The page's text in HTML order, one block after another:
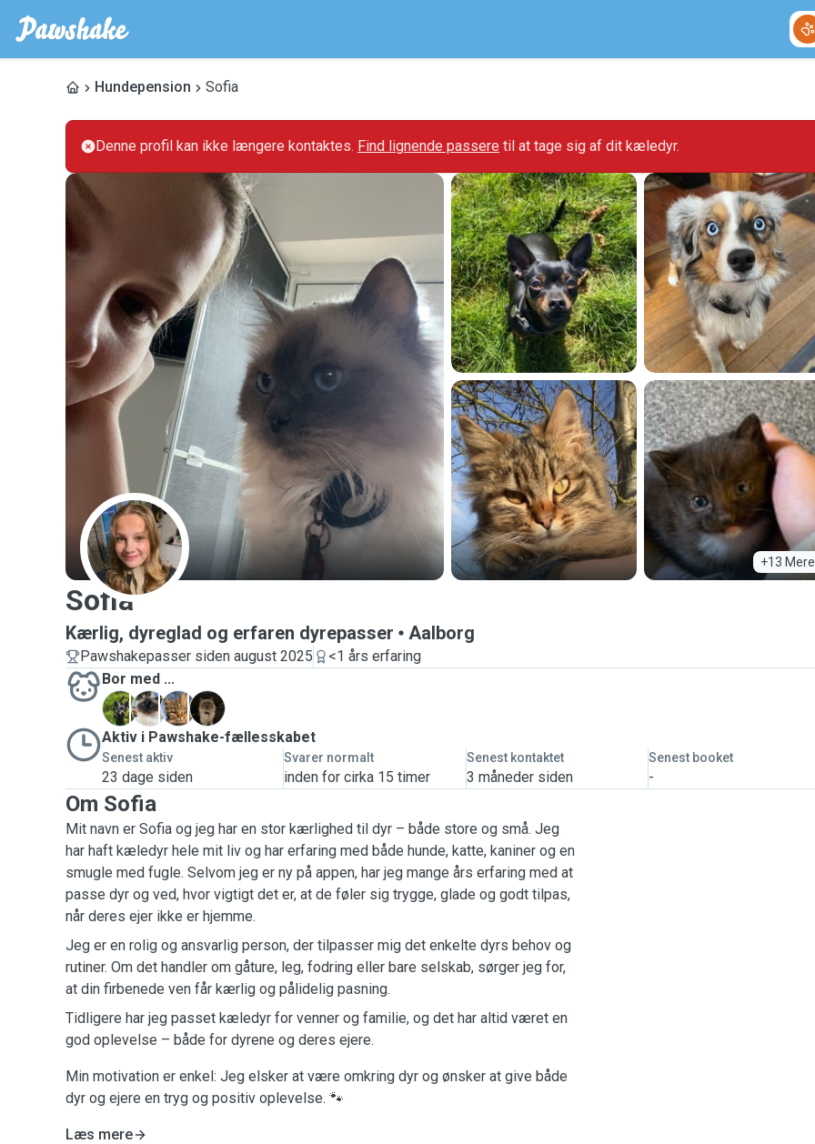
Hundepension Sofia
Denne profil kan ikke længere kontaktes. Find lignende passere til at tage sig af dit kæledyr.
+13 Mere
S
Sofia
Kærlig, dyreglad og erfaren dyrepasser Aalborg
Pawshakepasser siden august 2025
<1 års erfaring
Bor med ...
B
L M
S
Aktiv i Pawshake-fællesskabet
Senest aktiv
23 dage siden
Svarer normalt
inden for cirka 15 timer
Senest kontaktet
3 måneder siden
Senest booket
-
Om Sofia
Mit navn er Sofia og jeg har en stor kærlighed til dyr – både store og små. Jeg
har haft kæledyr hele mit liv og har erfaring med både hunde, katte, kaniner og en
smugle med fugle. Selvom jeg er ny på appen, har jeg mange års erfaring med at
passe dyr og ved, hvor vigtigt det er, at de føler sig trygge, glade og godt tilpas,
når deres ejer ikke er hjemme.
Jeg er en rolig og ansvarlig person, der tilpasser mig det enkelte dyrs behov og
rutiner. Om det handler om gåture, leg, fodring eller bare selskab, sørger jeg for,
at din firbenede ven får kærlig og pålidelig pasning.
Tidligere har jeg passet kæledyr for venner og familie, og det har altid været en
god oplevelse – både for dyrene og deres ejere.
Min motivation er enkel: Jeg elsker at være omkring dyr og ønsker at give både
dyr og ejere en tryg og positiv oplevelse. 🐾
Læs mere